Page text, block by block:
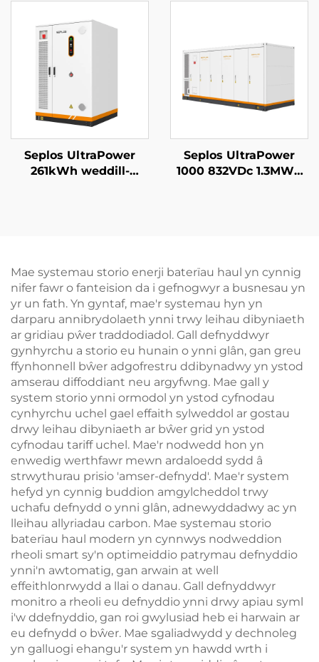
Batri Lithiwm Lifepo4
Seplos UltraPower
261kWh weddill-
Storio Ynni Diwydiant
Seplos UltraPower
1000 832VDc 1.3MWh
Mae systemau storio enerji baterïau haul yn cynnig
nifer fawr o fanteision da i gefnogwyr a busnesau yn
yr un fath. Yn gyntaf, mae'r systemau hyn yn
darparu annibrydolaeth ynni trwy leihau dibyniaeth
ar gridiau pŵer traddodiadol. Gall defnyddwyr
gynhyrchu a storio eu hunain o ynni glân, gan greu
ffynhonnell bŵer adgofrestru ddibynadwy yn ystod
amserau diffoddiant neu argyfwng. Mae gall y
system storio ynni ormodol yn ystod cyfnodau
cynhyrchu uchel gael effaith sylweddol ar gostau
drwy leihau dibyniaeth ar bŵer grid yn ystod
cyfnodau tariff uchel. Mae'r nodwedd hon yn
enwedig werthfawr mewn ardaloedd sydd â
strwythurau prisio 'amser-defnydd'. Mae'r system
hefyd yn cynnig buddion amgylcheddol trwy
uchafu defnydd o ynni glân, adnewyddadwy ac yn
lleihau allyriadau carbon. Mae systemau storio
baterïau haul modern yn cynnwys nodweddion
rheoli smart sy'n optimeiddio patrymau defnyddio
ynni'n awtomatig, gan arwain at well
effeithlonrwydd a llai o danau. Gall defnyddwyr
monitro a rheoli eu defnyddio ynni drwy apiau syml
i'w ddefnyddio, gan roi gwylusiad heb ei harwain ar
eu defnydd o bŵer. Mae sgaliadwydd y dechnoleg
yn galluogi ehangu'r system yn hawdd wrth i